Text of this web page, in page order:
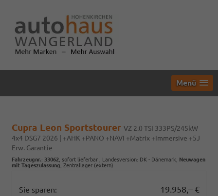
Menü
Cupra Leon Sportstourer VZ 2.0 TSI 333PS/245kW
4x4 DSG7 2026 | +AHK +PANO +NAVI +Matrix +Immersive +5J
Erw. Garantie
Fahrzeugnr.: 33062 sofort lieferbar , Landesversion: DK - Dänemark, Neuwagen
mit Tageszulassung , Zentrallager (extern)
Sie sparen:
19.958,– €